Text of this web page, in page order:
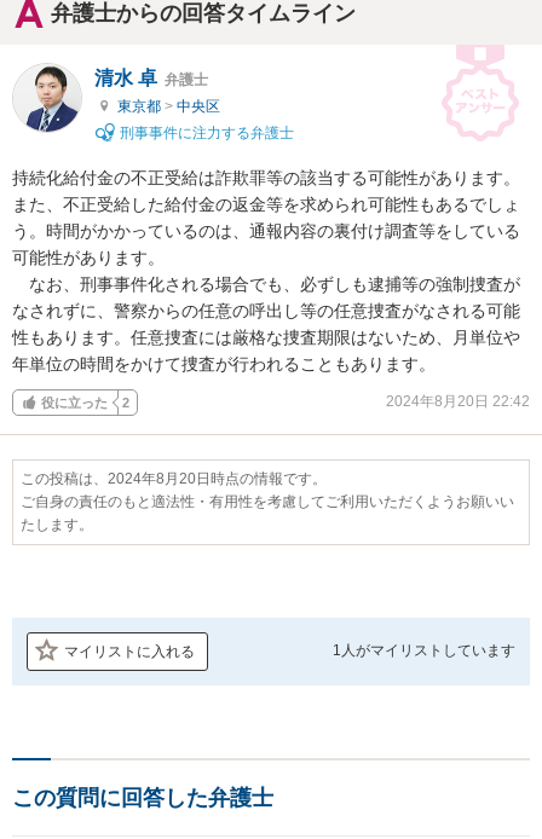
弁護士からの回答タイムライン
清水 卓 弁護士
東京都 > 中央区
刑事事件に注力する弁護士
持続化給付金の不正受給は詐欺罪等の該当する可能性があります。
また、不正受給した給付金の返金等を求められ可能性もあるでしょ
う。時間がかかっているのは、通報内容の裏付け調査等をしている
可能性があります。
なお、刑事事件化される場合でも、必ずしも逮捕等の強制捜査が
なされずに、警察からの任意の呼出し等の任意捜査がなされる可能
性もあります。任意捜査には厳格な捜査期限はないため、月単位や
年単位の時間をかけて捜査が行われることもあります。
役に立った 2 2024年8月20日 22:42
この投稿は、2024年8月20日時点の情報です。
ご自身の責任のもと適法性・有用性を考慮してご利用いただくようお願いい
たします。
マイリストに入れる 1人がマイリストしています
この質問に回答した弁護士